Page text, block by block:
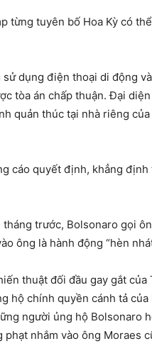
từng tuyên bố Hoa Kỳ có
dụng điện thoại di động
tòa án chấp thuận. Đại
quản thúc tại nhà riêng
cáo quyết định, khẳng
trước, Bolsonaro gọi
ông là hành động “hèn
thuật đối đầu gay gắt của
hộ chính quyền cánh tả
người ủng hộ Bolsonaro
nhắm vào ông Moraes